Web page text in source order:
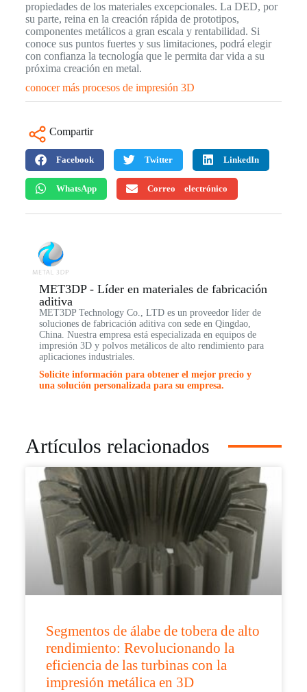
propiedades de los materiales excepcionales. La DED, por
su parte, reina en la creación rápida de prototipos,
componentes metálicos a gran escala y rentabilidad. Si
conoce sus puntos fuertes y sus limitaciones, podrá elegir
con confianza la tecnología que le permita dar vida a su
próxima creación en metal.
conocer más procesos de impresión 3D
Compartir
Facebook Twitter LinkedIn
WhatsApp Correo electrónico
MET3DP - Líder en materiales de fabricación
aditiva
MET3DP Technology Co., LTD es un proveedor líder de
soluciones de fabricación aditiva con sede en Qingdao,
China. Nuestra empresa está especializada en equipos de
impresión 3D y polvos metálicos de alto rendimiento para
aplicaciones industriales.
Solicite información para obtener el mejor precio y
una solución personalizada para su empresa.
Artículos relacionados
Segmentos de álabe de tobera de alto
rendimiento: Revolucionando la
eficiencia de las turbinas con la
impresión metálica en 3D